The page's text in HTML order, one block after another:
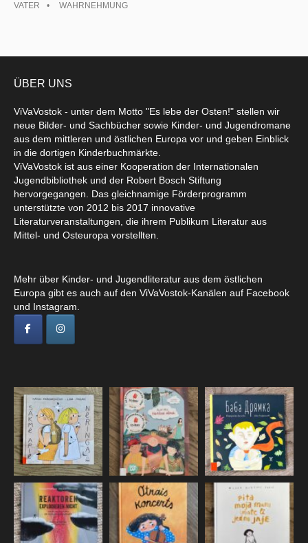
VATER
WAHRNEHMUNG
ÜBER UNS
ViVaVostok - unter dem Motto "Es lebe der Osten!" stellen wir
neue Bilder- und Sachbücher sowie Kinder- und Jugendromane
aus dem mittleren und östlichen Europa vor und geben Einblick
in die dortigen Kinderbuchmärkte.
ViVaVostok ist aus einer Kooperation der Internationalen
Jugendbibliothek und der Robert Bosch Stiftung
hervorgegangen. Das gleichnamige Förderprogramm
unterstützte von 2012 bis 2017 innovative
Literaturveranstaltungen, die ihrem Publikum Literatur aus
Mittel- und Osteuropa vorstellten.
Mehr über Kinder- und Jugendliteratur aus dem östlichen
Europa gibt es auch auf den ViVaVostok-Kanälen auf Facebook
und Instagram.